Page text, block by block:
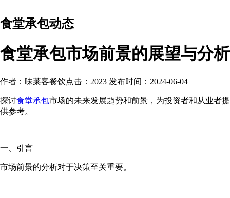
食堂承包动态
食堂承包市场前景的展望与分析
作者：味莱客餐饮点击：2023 发布时间：2024-06-04
探讨食堂承包市场的未来发展趋势和前景，为投资者和从业者提
供参考。
一、引言
市场前景的分析对于决策至关重要。